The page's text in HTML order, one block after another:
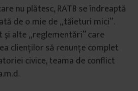
nu plătesc, RATB se îndreaptă
de o mie de „tăieturi mici”.
şi alte „reglementări” care
clienţilor să renunţe complet
civice, teama de conflict